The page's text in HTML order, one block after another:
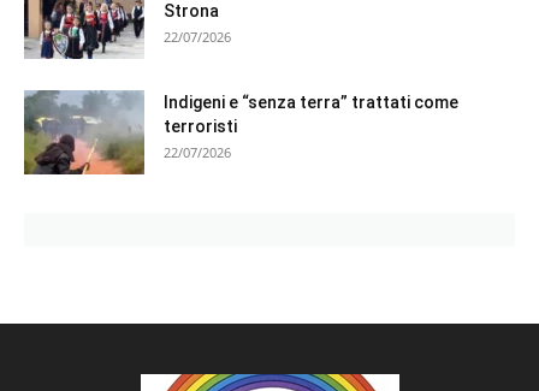
Strona
22/07/2026
Indigeni e “senza terra” trattati come
terroristi
22/07/2026